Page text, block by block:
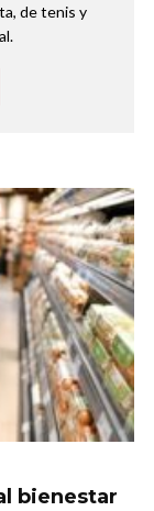
de tenis y
bienestar